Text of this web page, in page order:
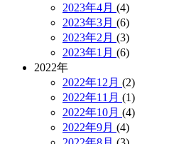
2023年4月 (4)
2023年3月 (6)
2023年2月 (3)
2023年1月 (6)
2022年
2022年12月 (2)
2022年11月 (1)
2022年10月 (4)
2022年9月 (4)